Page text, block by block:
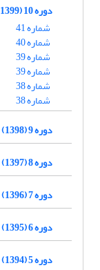
دوره 10 (1399)
شماره 41
شماره 40
شماره 39
شماره 39
شماره 38
شماره 38
دوره 9 (1398)
دوره 8 (1397)
دوره 7 (1396)
دوره 6 (1395)
دوره 5 (1394)